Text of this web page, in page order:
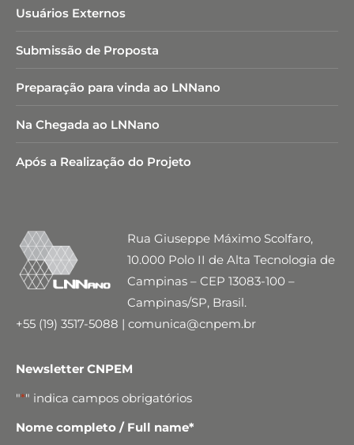
Usuários Externos
Submissão de Proposta
Preparação para vinda ao LNNano
Na Chegada ao LNNano
Após a Realização do Projeto
Rua Giuseppe Máximo Scolfaro,
10.000 Polo II de Alta Tecnologia de
Campinas – CEP 13083-100 –
Campinas/SP, Brasil.
+55 (19) 3517-5088 | comunica@cnpem.br
Newsletter CNPEM
"*" indica campos obrigatórios
Nome completo / Full name*